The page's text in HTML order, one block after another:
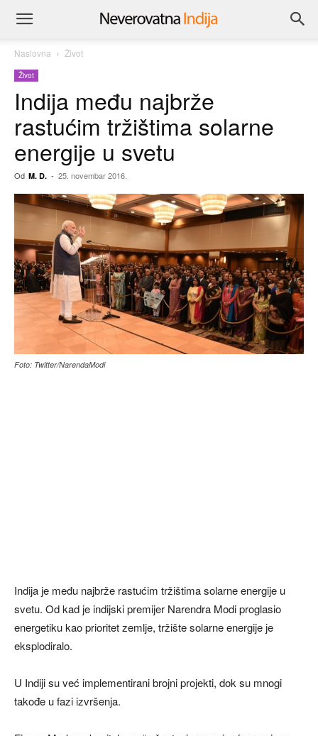
Naslovna Život
Život
Indija među najbrže
rastućim tržištima solarne
energije u svetu
Od M. D. - 25. novembar 2016.
Foto: Twitter/NarendaModi
Indija je među najbrže rastućim tržištima solarne energije u
svetu. Od kad je indijski premijer Narendra Modi proglasio
energetiku kao prioritet zemlje, tržište solarne energije je
eksplodiralo.
U Indiji su već implementirani brojni projekti, dok su mnogi
takođe u fazi izvršenja.